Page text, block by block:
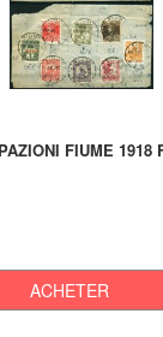
FIUME
ACHETER